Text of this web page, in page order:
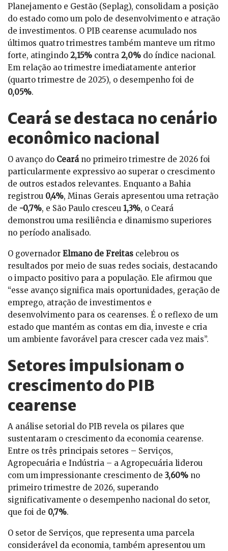
Planejamento e Gestão (Seplag), consolidam a posição
do estado como um polo de desenvolvimento e atração
de investimentos. O PIB cearense acumulado nos
últimos quatro trimestres também manteve um ritmo
forte, atingindo 2,15% contra 2,0% do índice nacional.
Em relação ao trimestre imediatamente anterior
(quarto trimestre de 2025), o desempenho foi de
0,05%.
Ceará se destaca no cenário
econômico nacional
O avanço do Cearáno primeiro trimestre de 2026 foi
particularmente expressivo ao superar o crescimento
de outros estados relevantes. Enquanto a Bahia
registrou 0,4%, Minas Gerais apresentou uma retração
de -0,7%, e São Paulo cresceu 1,3%, o Ceará
demonstrou uma resiliência e dinamismo superiores
no período analisado.
O governador Elmano de Freitas celebrou os
resultados por meio de suas redes sociais, destacando
o impacto positivo para a população. Ele afirmou que
“esse avanço significa mais oportunidades, geração de
emprego, atração de investimentos e
desenvolvimento para os cearenses. É o reflexo de um
estado que mantém as contas em dia, investe e cria
um ambiente favorável para crescer cada vez mais”.
Setores impulsionam o
crescimento do PIB
cearense
A análise setorial do PIB revela os pilares que
sustentaram o crescimento da economia cearense.
Entre os três principais setores – Serviços,
Agropecuária e Indústria – a Agropecuária liderou
com um impressionante crescimento de 3,60% no
primeiro trimestre de 2026, superando
significativamente o desempenho nacional do setor,
que foi de 0,7%.
O setor de Serviços, que representa uma parcela
considerável da economia, também apresentou um